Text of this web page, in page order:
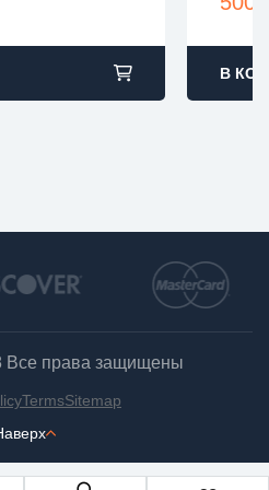
В
Все права защищены
TermsSitemap